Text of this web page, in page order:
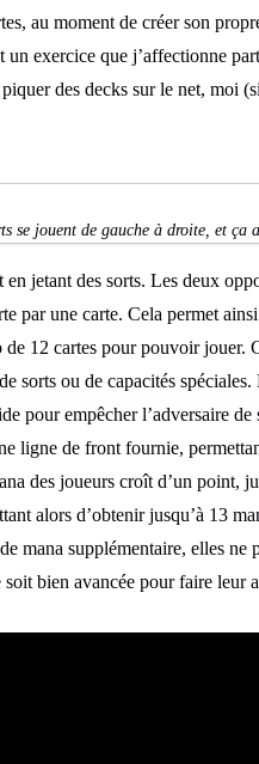
au moment de créer son
exercice que j’affectionne
des decks sur le net, moi
se jouent de gauche à droite, et ça
jetant des sorts. Les deux
par une carte. Cela permet
de 12 cartes pour pouvoir jouer.
sorts ou de capacités
pour empêcher l’adversaire de
ligne de front fournie,
des joueurs croît d’un point,
alors d’obtenir jusqu’à 13
mana supplémentaire, elles ne
bien avancée pour faire leur